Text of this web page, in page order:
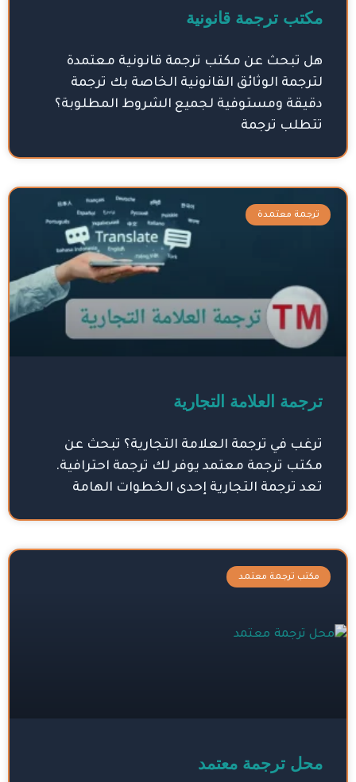
مكتب ترجمة قانونية
هل تبحث عن مكتب ترجمة قانونية معتمدة
لترجمة الوثائق القانونية الخاصة بك ترجمة
دقيقة ومستوفية لجميع الشروط المطلوبة؟
تتطلب ترجمة
ترجمة معتمدة
ترجمة العلامة التجارية
ترغب في ترجمة العلامة التجارية؟ تبحث عن
مكتب ترجمة معتمد يوفر لك ترجمة احترافية.
تعد ترجمة التجارية إحدى الخطوات الهامة
مكتب ترجمة معتمد
محل ترجمة معتمد